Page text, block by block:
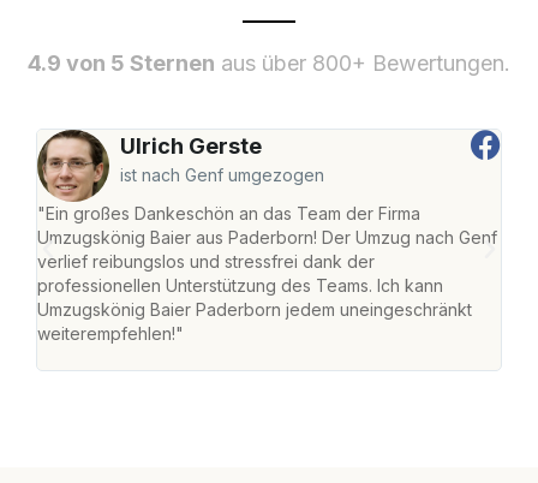
4.9 von 5 Sternen aus über 800+ Bewertungen.
Ulrich Gerste
ist nach Genf umgezogen
"Ein großes Dankeschön an das Team der Firma
Umzugskönig Baier aus Paderborn! Der Umzug nach Genf
verlief reibungslos und stressfrei dank der
professionellen Unterstützung des Teams. Ich kann
Umzugskönig Baier Paderborn jedem uneingeschränkt
weiterempfehlen!"